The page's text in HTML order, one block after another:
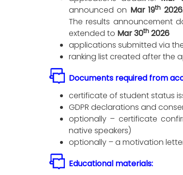
announced on Mar 19th
The results announcement
extended to Mar 30th 2026
applications submitted via
ranking list created after the
Documents required from
certificate of student status
GDPR declarations and
optionally – certificate
native speakers)
optionally – a motivation
Educational materials: